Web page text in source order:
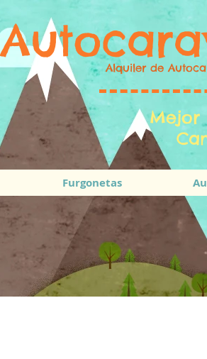
Alquiler de
Mejor
Furgonetas